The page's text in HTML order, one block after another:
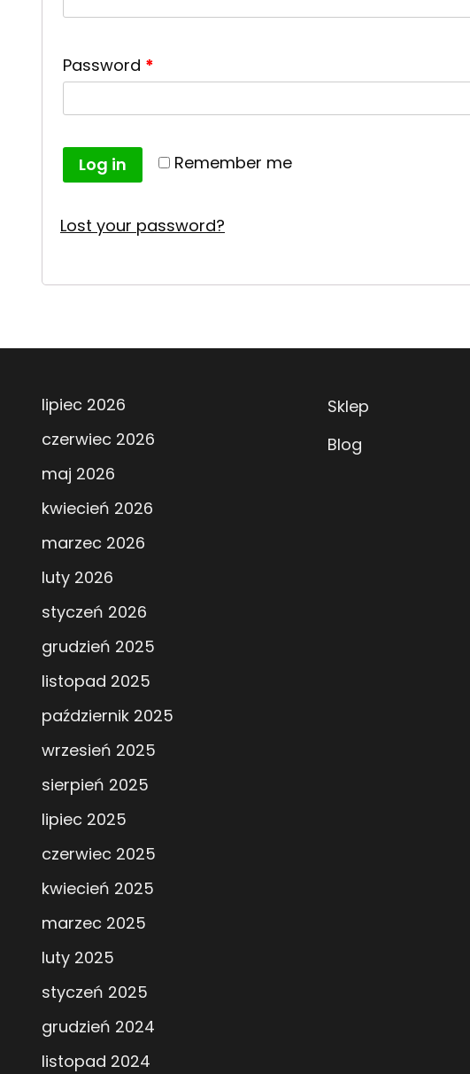
Password *
Remember me
Log in
Lost your password?
lipiec 2026
czerwiec 2026
maj 2026
kwiecień 2026
marzec 2026
luty 2026
styczeń 2026
grudzień 2025
listopad 2025
październik 2025
wrzesień 2025
sierpień 2025
lipiec 2025
czerwiec 2025
kwiecień 2025
marzec 2025
luty 2025
styczeń 2025
grudzień 2024
listopad 2024
Sklep
Blog